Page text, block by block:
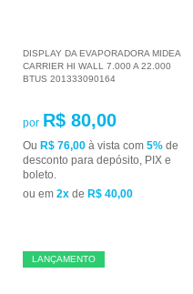
DISPLAY DA EVAPORADORA MIDEA
CARRIER HI WALL 7.000 A 22.000
BTUS 201333090164
por R$ 80,00
Ou R$ 76,00 à vista com 5% de
desconto para depósito, PIX e
boleto.
ou em 2x de R$ 40,00
LANÇAMENTO